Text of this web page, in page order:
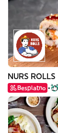
NURS ROLLS
Besplatno